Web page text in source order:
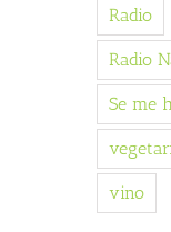
Radio
Radio
Se me
vino